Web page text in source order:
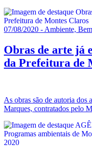
07/08/2020 - Ambiente,
Obras de arte já
da Prefeitura de
As obras são de autoria dos
Marques, contratados pelo